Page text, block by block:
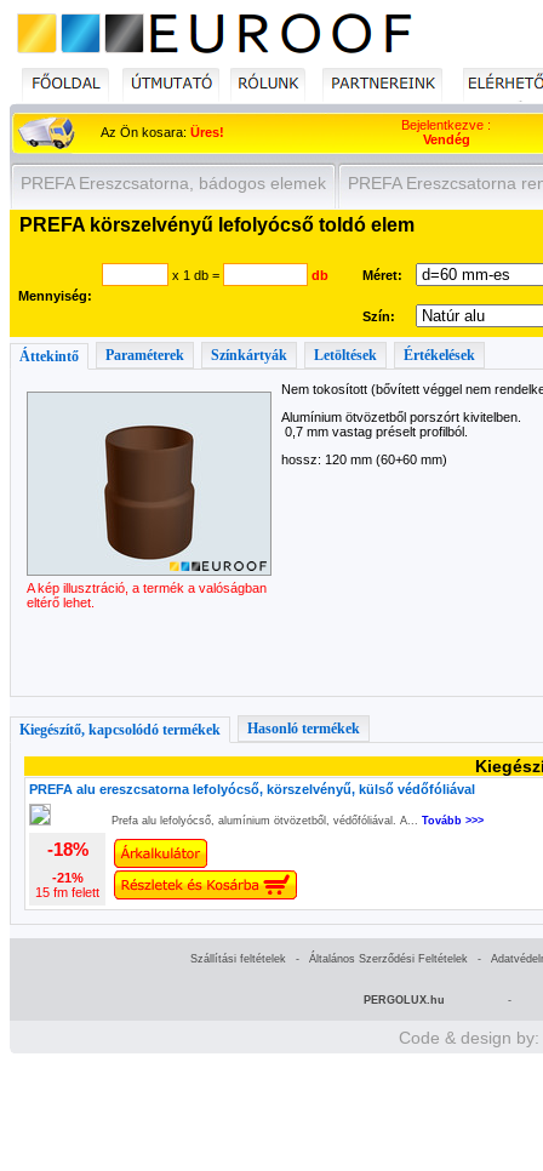
Az Ön kosara: Üres!
Bejelentkezve :
Vendég
PREFA Ereszcsatorna, bádogos elemek PREFA Ereszcsatorna
PREFA körszelvényű lefolyócső toldó elem
Mennyiség:
x 1 db = db Méret:
Szín:
Áttekintő Paraméterek Színkártyák Letöltések Értékelések
A kép illusztráció, a termék a valóságban
eltérő lehet.
Nem tokosított (bővített véggel nem
Alumínium ötvözetből porszórt kivitelben.
0,7 mm vastag préselt profilból.
hossz: 120 mm (60+60 mm)
Kiegészítő, kapcsolódó termékek Hasonló termékek
PREFA alu ereszcsatorna lefolyócső, körszelvényű, külső védőfóliával
Prefa alu lefolyócső, alumínium ötvözetből, védőfóliával. A... Tovább >>>
-18%
-21%
15 fm felett
Szállítási feltételek - Általános Szerződési Feltételek -
PERGOLUX.hu -
Code & design by: